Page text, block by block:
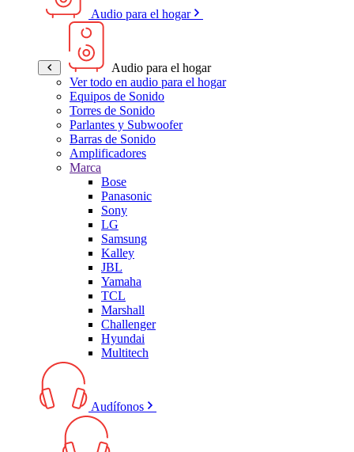
Audio para el hogar
Audio para el hogar
Ver todo en audio para el hogar
Equipos de Sonido
Torres de Sonido
Parlantes y Subwoofer
Barras de Sonido
Amplificadores
Marca
Bose
Panasonic
Sony
LG
Samsung
Kalley
JBL
Yamaha
TCL
Marshall
Challenger
Hyundai
Multitech
Audífonos